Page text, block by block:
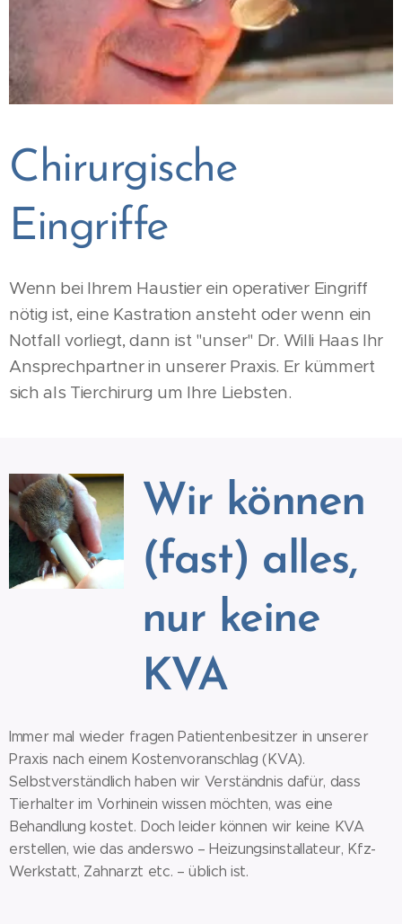
Chirurgische
Eingriffe
Wenn bei Ihrem Haustier ein operativer Eingriff
nötig ist, eine Kastration ansteht oder wenn ein
Notfall vorliegt, dann ist "unser" Dr. Willi Haas Ihr
Ansprechpartner in unserer Praxis. Er kümmert
sich als Tierchirurg um Ihre Liebsten.
Wir können
(fast) alles,
nur keine
KVA
Immer mal wieder fragen Patientenbesitzer in unserer
Praxis nach einem Kostenvoranschlag (KVA).
Selbstverständlich haben wir Verständnis dafür, dass
Tierhalter im Vorhinein wissen möchten, was eine
Behandlung kostet. Doch leider können wir keine KVA
erstellen, wie das anderswo – Heizungsinstallateur, Kfz-
Werkstatt, Zahnarzt etc. – üblich ist.